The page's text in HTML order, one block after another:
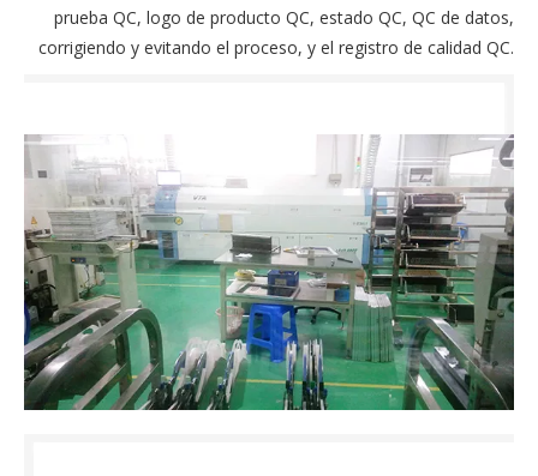
prueba QC, logo de producto QC, estado QC, QC de datos,
corrigiendo y evitando el proceso, y el registro de calidad QC.